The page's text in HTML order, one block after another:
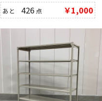
あと426 点 ￥1,000